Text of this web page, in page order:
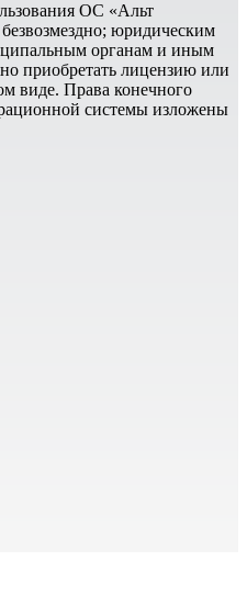
ОС «Альт
юридическим
органам и иным
приобретать лицензию или
виде. Права конечного
системы изложены